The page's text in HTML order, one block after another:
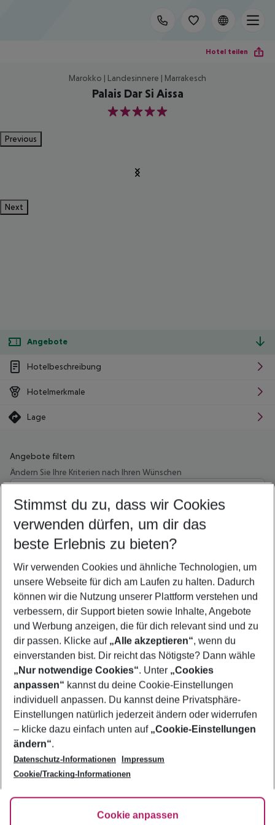
Hotel teilen
Marokko | Landesinnere | Marrakesch
Palais Dar Si Aissa
5
Previous
Next
Angebote
Hotelbeschreibung
Hotelmerkmale
Lage
Angebote filtern
Ändern Sie Ihre Kriterien nach Ihren Wünschen
Wähle deinen Abflughafen
Beliebiger Abflughafen
Wähle deinen Reisezeitraum
5-8 Nächte
2 Erwachsene Keine Kinder
Mehr Filter anzeigen
Footer
Footer navigation
Über uns
AGB
Bestpreisgarantie
Cookie-Einstellungen ändern
Cookie-Richtlinie
Agenturbetreuung
Barrierefreies Reisen
FAQ
HanseMerkur Reiseversicherung
Folge uns
Stimmst du zu, dass wir Cookies
verwenden dürfen, um dir das
beste Erlebnis zu bieten?
Wir verwenden Cookies und ähnliche Technologien, um
unsere Webseite für dich am Laufen zu halten. Dadurch
können wir die Nutzung unserer Plattform verstehen und
verbessern, dir Support bieten sowie Inhalte, Angebote
und Werbung anzeigen, die für dich relevant sind und zu
dir passen. Klicke auf „Alle akzeptieren“, wenn du
einverstanden bist. Dir reicht das Nötigste? Dann wähle
„Nur notwendige Cookies“. Unter „Cookies
anpassen“ kannst du deine Cookie-Einstellungen
individuell anpassen. Du kannst deine Privatsphäre-
Einstellungen natürlich jederzeit ändern oder widerrufen
– klicke dazu einfach unten auf „Cookie-Einstellungen
ändern“.
Datenschutz-Informationen
Impressum
Cookie/Tracking-Informationen
Cookie anpassen